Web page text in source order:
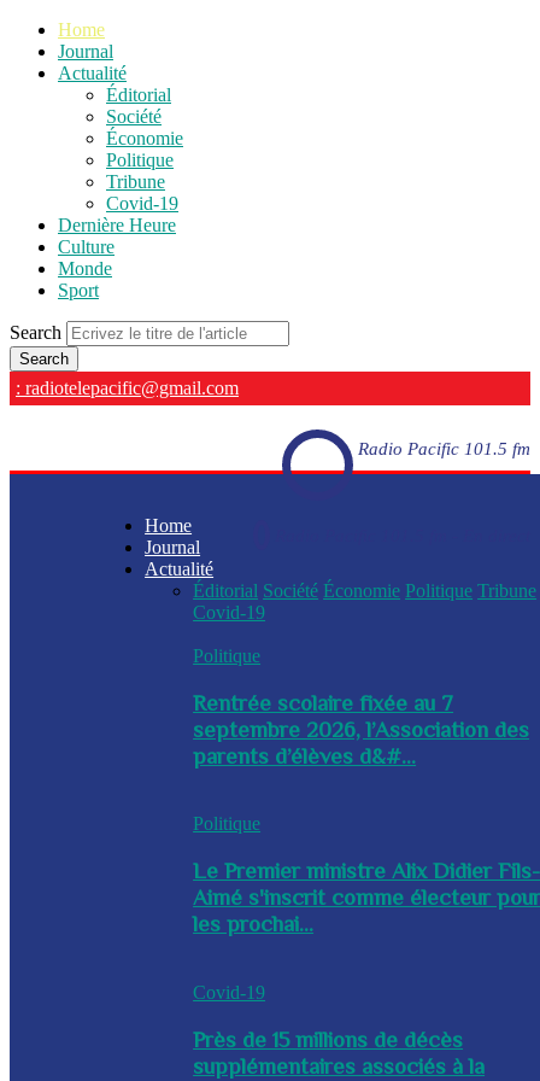
Home
Journal
Actualité
Éditorial
Société
Économie
Politique
Tribune
Covid-19
Dernière Heure
Culture
Monde
Sport
Search
: radiotelepacific@gmail.com
Radio Pacific 101.5 fm
Home
Journal
Actualité
Éditorial Société Économie Politique Tribune
Covid-19
Politique
Rentrée scolaire fixée au 7
septembre 2026, l’Association des
parents d’élèves d&#...
Politique
Le Premier ministre Alix Didier Fils-
Aimé s'inscrit comme électeur
les prochai...
Covid-19
Près de 15 millions de décès
supplémentaires associés à la